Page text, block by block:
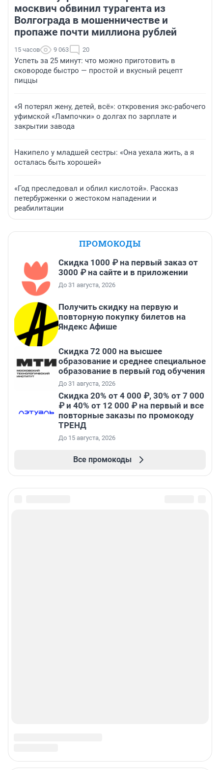
москвич обвинил турагента из
Волгограда в мошенничестве и
пропаже почти миллиона рублей
15 часов 9 063 20
Успеть за 25 минут: что можно приготовить в
сковороде быстро — простой и вкусный рецепт
пиццы
«Я потерял жену, детей, всё»: откровения экс-рабочего
уфимской «Лампочки» о долгах по зарплате и
закрытии завода
Накипело у младшей сестры: «Она уехала жить, а я
осталась быть хорошей»
«Год преследовал и облил кислотой». Рассказ
петербурженки о жестоком нападении и
реабилитации
ПРОМОКОДЫ
Скидка 1000 ₽ на первый заказ от
3000 ₽ на сайте и в приложении
До 31 августа, 2026
Получить скидку на первую и
повторную покупку билетов на
Яндекс Афише
Скидка 72 000 на высшее
образование и среднее специальное
образование в первый год обучения
До 31 августа, 2026
Скидка 20% от 4 000 ₽, 30% от 7 000
₽ и 40% от 12 000 ₽ на первый и все
повторные заказы по промокоду
ТРЕНД
До 15 августа, 2026
Все промокоды